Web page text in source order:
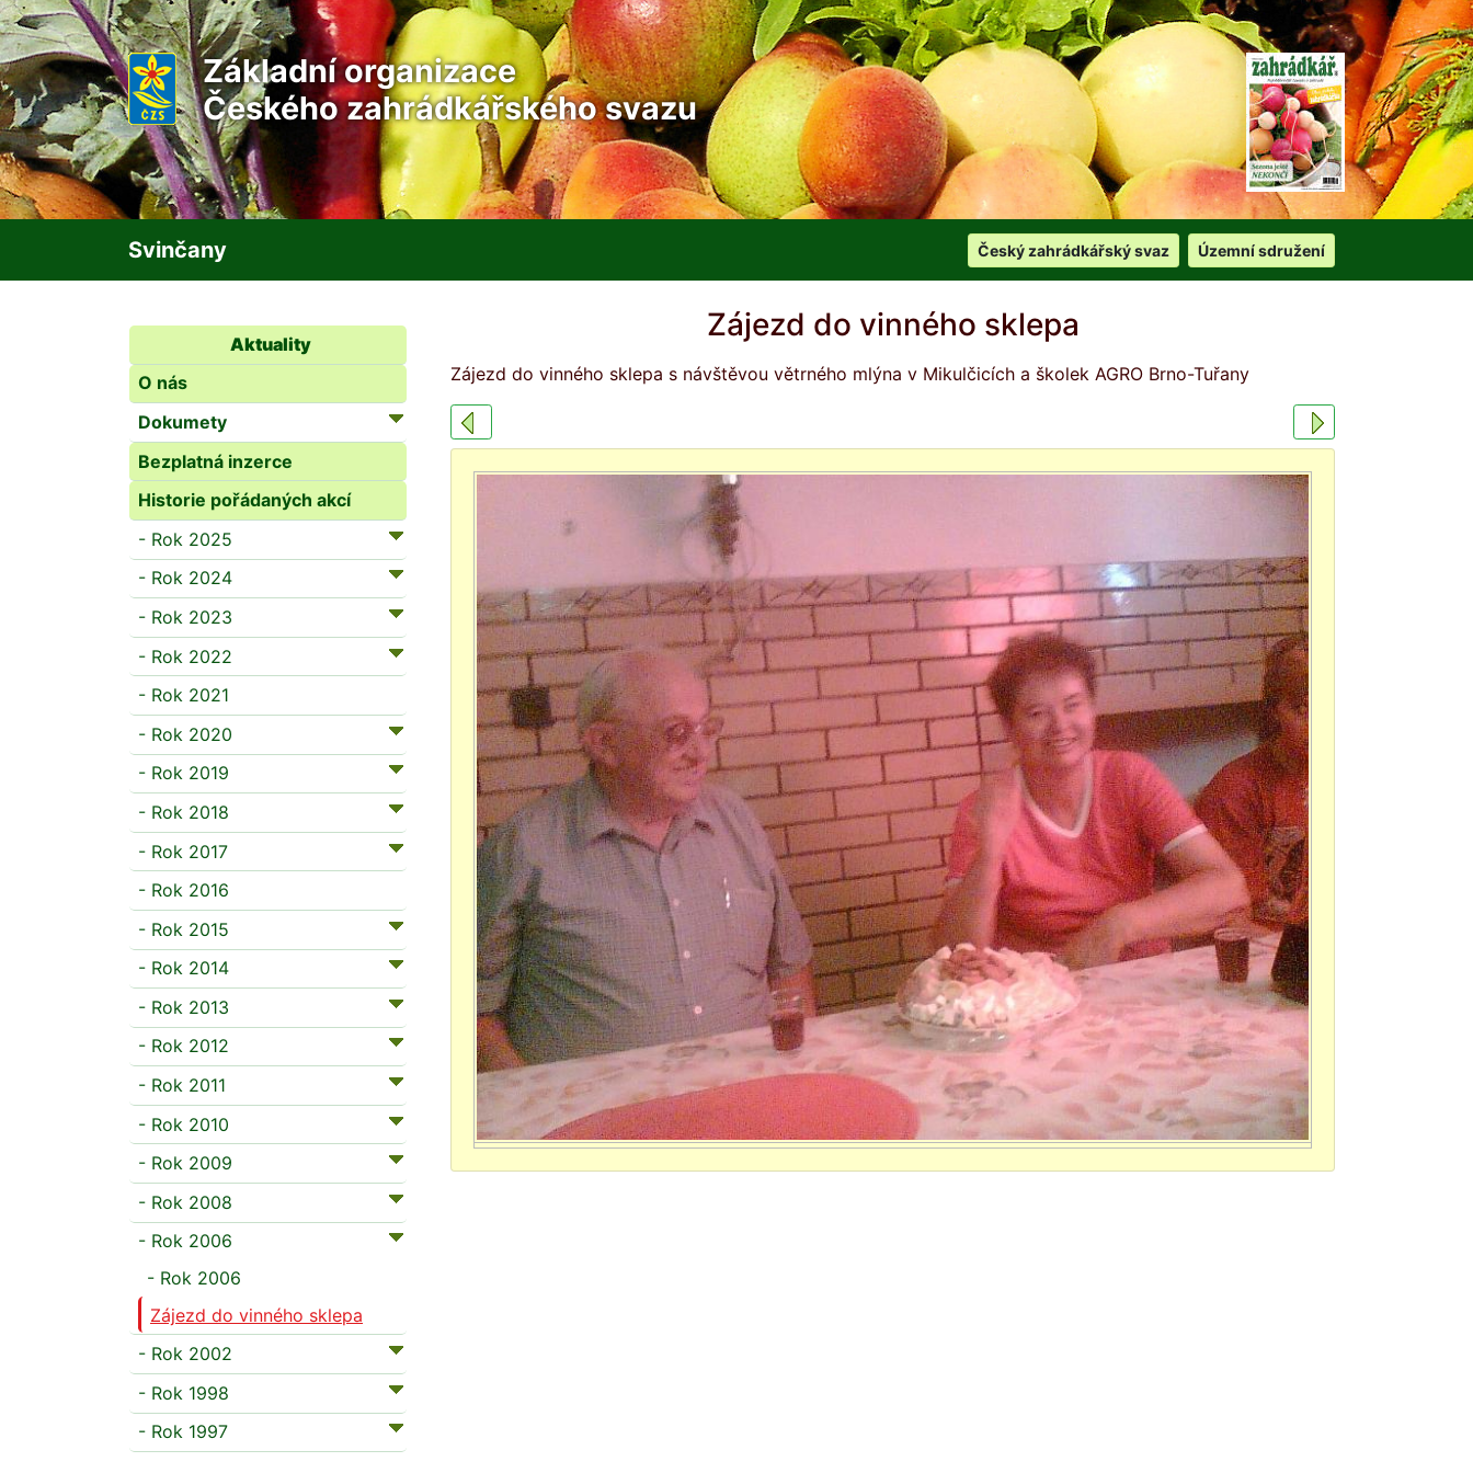
Základní organizace
Českého zahrádkářského svazu
Svinčany Český zahrádkářský svaz Územní sdružení
Aktuality
O nás
Dokumety
Bezplatná inzerce
Historie pořádaných akcí
- Rok 2025
- Rok 2024
- Rok 2023
- Rok 2022
- Rok 2021
- Rok 2020
- Rok 2019
- Rok 2018
- Rok 2017
- Rok 2016
- Rok 2015
- Rok 2014
- Rok 2013
- Rok 2012
- Rok 2011
- Rok 2010
- Rok 2009
- Rok 2008
- Rok 2006
- Rok 2006
Zájezd do vinného sklepa
- Rok 2002
- Rok 1998
- Rok 1997
Zájezd do vinného sklepa
Zájezd do vinného sklepa s návštěvou větrného mlýna v Mikulčicích a školek AGRO Brno-Tuřany